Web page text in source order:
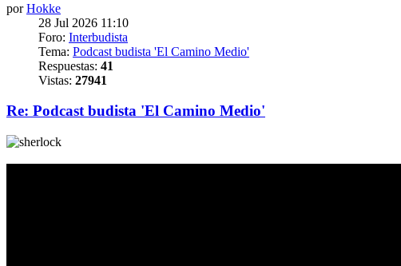
porHokke
28 Jul 2026 11:10
Foro: Interbudista
Tema: Podcast budista 'El Camino Medio'
Respuestas: 41
Vistas: 27941
Re: Podcast budista 'El Camino Medio'